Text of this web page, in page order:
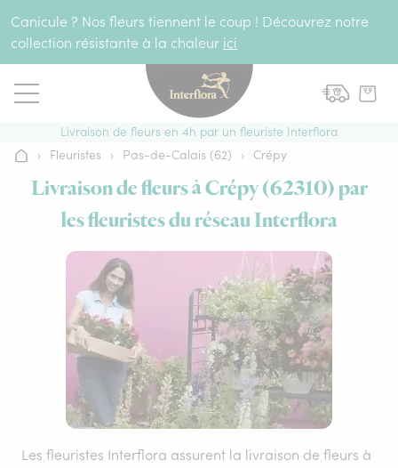
Canicule ? Nos fleurs tiennent le coup ! Découvrez notre
collection résistante à la chaleur ici
Livraison de fleurs en 4h par un fleuriste Interflora
Accueil
› Fleuristes › Pas-de-Calais (62) › Crépy
Livraison de fleurs à Crépy (62310) par
les fleuristes du réseau Interflora
Les fleuristes Interflora assurent la livraison de fleurs à